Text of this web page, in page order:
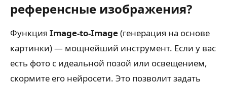
референсные изображения?
Функция Image-to-Image(генерация на основе
картинки) — мощнейший инструмент. Если у вас
есть фото с идеальной позой или освещением,
скормите его нейросети. Это позволит задать